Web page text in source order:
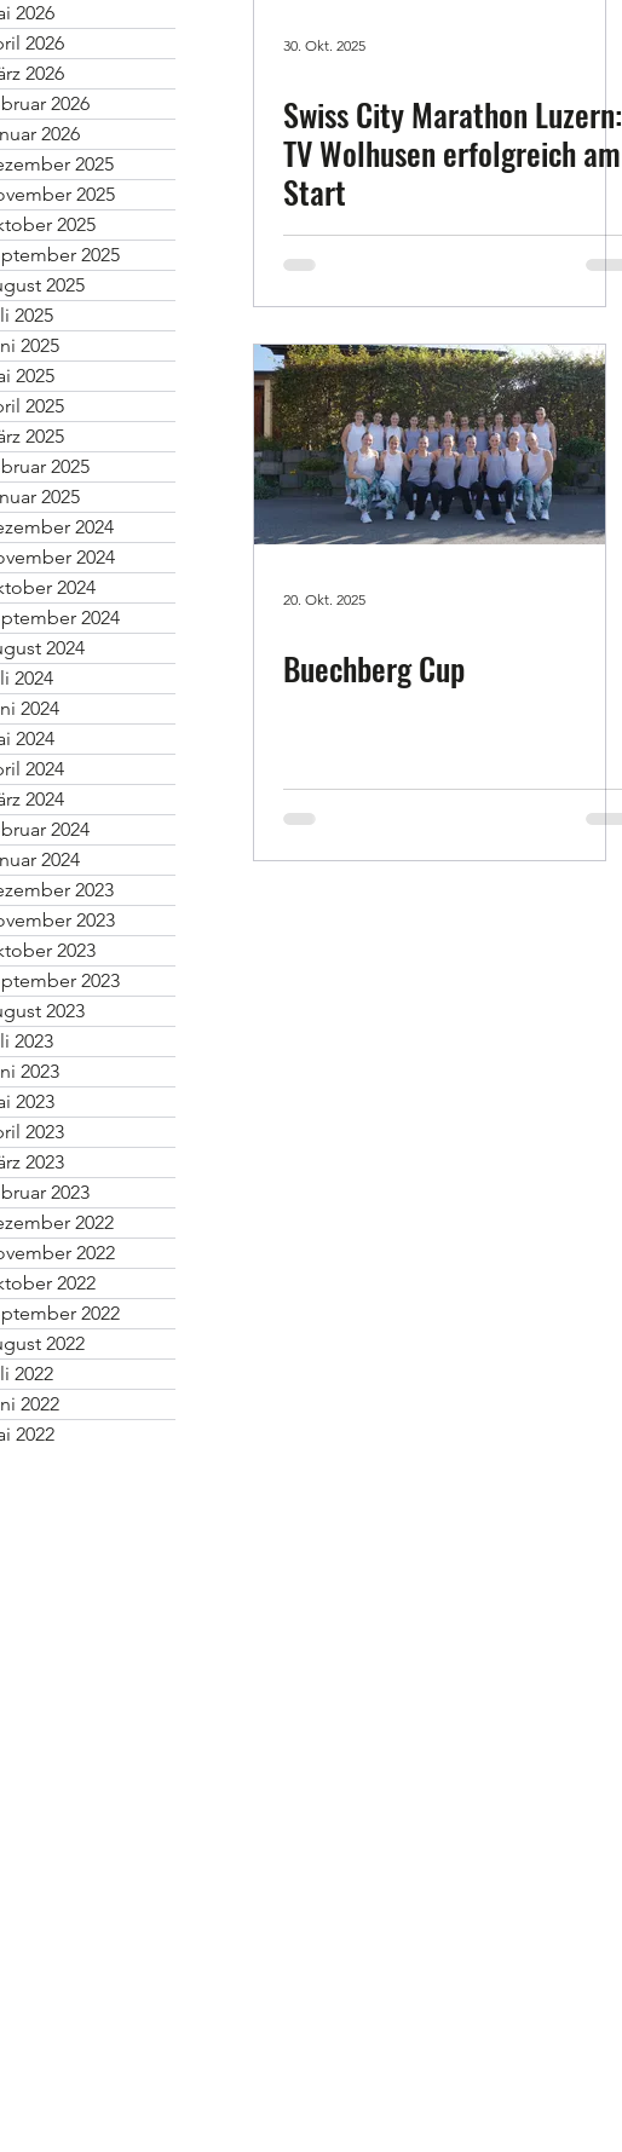
2026
2026
2026
2026
2026
2025
2025
2025
2025
2025
2025
2025
2025
2025
2025
2025
2025
2024
2024
2024
2024
2024
2024
2024
2024
2024
2024
2024
2024
2023
2023
2023
2023
2023
2023
2023
2023
2023
2023
2023
2022
2022
2022
2022
2022
2022
2022
2022
30. Okt. 2025
Swiss City Marathon Luzern:
TV Wolhusen erfolgreich am
Start
20. Okt. 2025
Buechberg Cup